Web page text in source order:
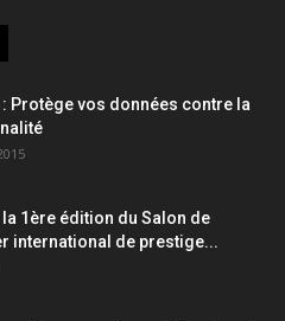
Protège vos données contre la
1ère édition du Salon de
international de prestige...